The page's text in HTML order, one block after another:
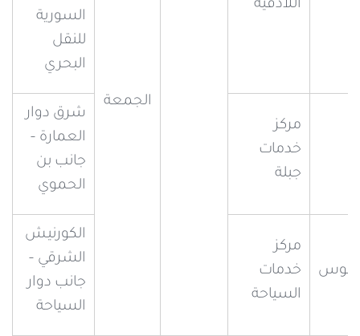
اللاذقية
الجمعة
السورية
للنقل
البحري
مركز
خدمات
جبلة
شرق دوار
العمارة –
جانب بن
الحموي
مركز
خدمات
السياحة
الكورنيش
الشرقي –
جانب دوار
السياحة